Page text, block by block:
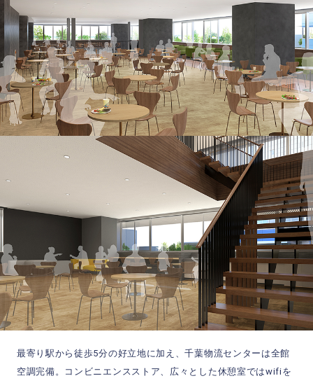
最寄り駅から徒歩5分の好立地に加え、千葉物流センターは全館
空調完備。
コンビニエンスストア、広々とした休憩室ではwifiを